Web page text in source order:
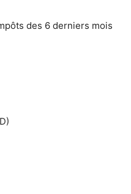
des 6 derniers mois